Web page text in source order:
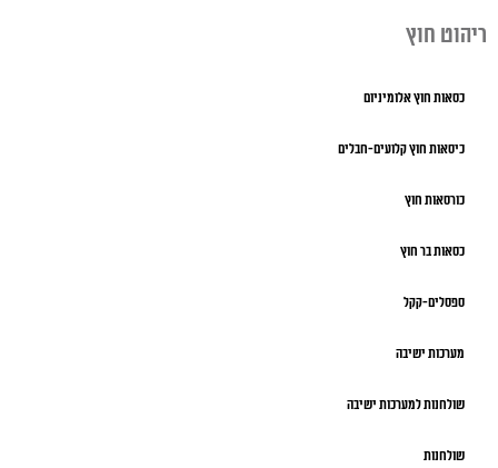
ריהוט חוץ
כסאות חוץ אלומיניום
כיסאות חוץ קלועים-חבלים
כורסאות חוץ
כסאות בר חוץ
ספסלים-קקל
מערכות ישיבה
שולחנות למערכות ישיבה
שולחנות